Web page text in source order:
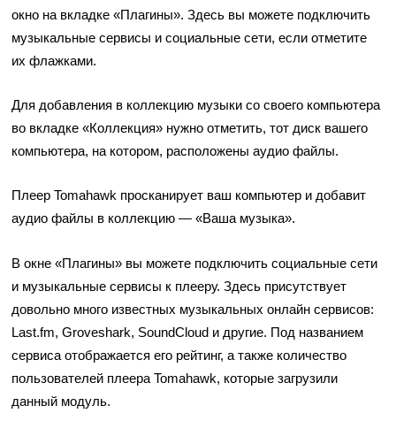
окно на вкладке «Плагины». Здесь вы можете подключить
музыкальные сервисы и социальные сети, если отметите
их флажками.
Для добавления в коллекцию музыки со своего компьютера
во вкладке «Коллекция» нужно отметить, тот диск вашего
компьютера, на котором, расположены аудио файлы.
Плеер Tomahawk просканирует ваш компьютер и добавит
аудио файлы в коллекцию — «Ваша музыка».
В окне «Плагины» вы можете подключить социальные сети
и музыкальные сервисы к плееру. Здесь присутствует
довольно много известных музыкальных онлайн сервисов:
Last.fm, Groveshark, SoundCloud и другие. Под названием
сервиса отображается его рейтинг, а также количество
пользователей плеера Tomahawk, которые загрузили
данный модуль.